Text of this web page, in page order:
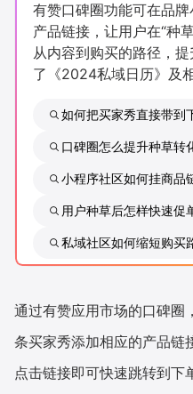
新零售私享会
AllValue
智库
产品更新动态
品牌消费观
新零售资讯
培训课程
有赞口碑圈功能可在品
产品链接，让用户在“种
从内容到购买的路径，
了《2024私域日历》及
如何把买家秀直接带到
口碑圈怎么提升种草转
小程序社区如何挂商品
用户种草后怎样快速促
私域社区如何缩短购买
通过有赞应用市场的口碑圈
条买家秀添加相应的产品链
点击链接即可快速跳转到下